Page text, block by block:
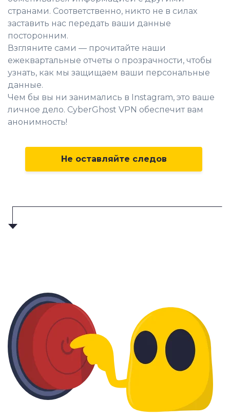
странами. Соответственно, никто не в силах
заставить нас передать ваши данные
посторонним.
Взгляните сами — прочитайте наши
ежеквартальные отчеты о прозрачности, чтобы
узнать, как мы защищаем ваши персональные
данные.
Чем бы вы ни занимались в Instagram, это ваше
личное дело. CyberGhost VPN обеспечит вам
анонимность!
Не оставляйте следов